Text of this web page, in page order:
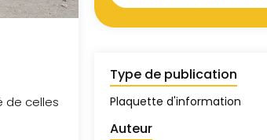
de celles
Type de publication
Plaquette d'information
Auteur